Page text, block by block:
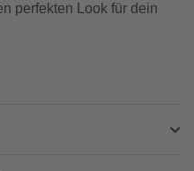
perfekten Look für dein